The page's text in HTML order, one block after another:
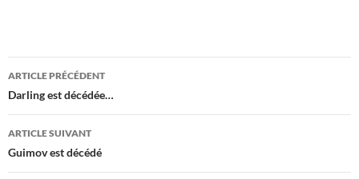
Navigation
des
articles
ARTICLE PRÉCÉDENT
Darling est décédée…
ARTICLE SUIVANT
Guimov est décédé